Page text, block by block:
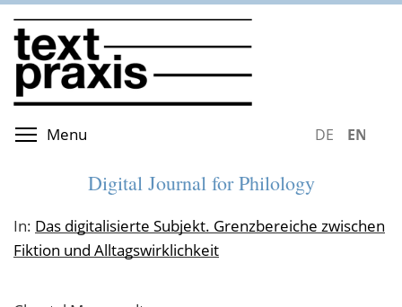
Skip
to
main
content
Menu DEUTSCH
Digital Journal for Philology
In: Das digitalisierte Subjekt. Grenzbereiche zwischen
Fiktion und Alltagswirklichkeit